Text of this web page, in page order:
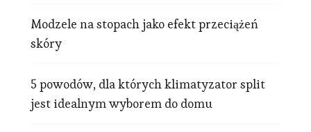
Modzele na stopach jako efekt przeciążeń
skóry
5 powodów, dla których klimatyzator split
jest idealnym wyborem do domu